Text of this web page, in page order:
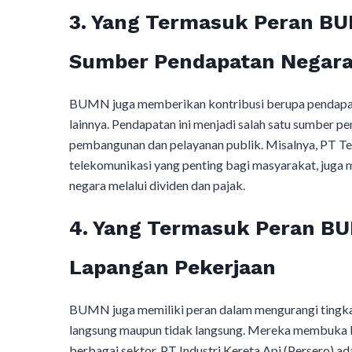
3. Yang Termasuk Peran
Sumber Pendapatan
BUMN juga memberikan kontribusi berupa
lainnya. Pendapatan ini menjadi salah satu sumber
pembangunan dan pelayanan publik. Misalnya, PT
telekomunikasi yang penting bagi masyarakat,
negara melalui dividen dan pajak.
4. Yang Termasuk Peran
Lapangan Pekerjaan
BUMN juga memiliki peran dalam mengurangi
langsung maupun tidak langsung. Mereka